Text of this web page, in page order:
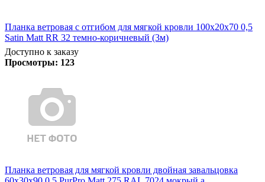
Планка ветровая с отгибом для мягкой кровли 100х20х70 0,5
Satin Matt RR 32 темно-коричневый (3м)
Доступно к заказу
Просмотры: 123
Планка ветровая для мягкой кровли двойная завальцовка